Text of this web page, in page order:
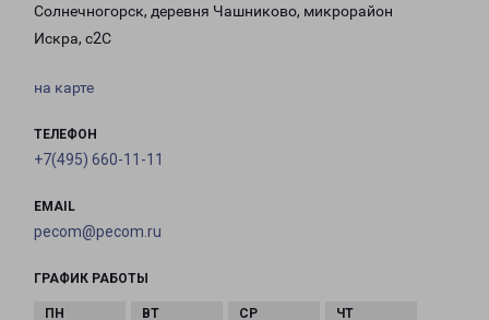
Солнечногорск, деревня Чашниково, микрорайон
Искра, с2С
на карте
ТЕЛЕФОН
+7(495) 660-11-11
EMAIL
pecom@pecom.ru
ГРАФИК РАБОТЫ